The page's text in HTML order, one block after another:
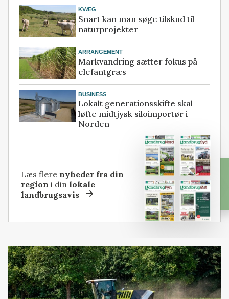
KVÆG
Snart kan man søge tilskud til
naturprojekter
ARRANGEMENT
Markvandring sætter fokus på
elefantgræs
BUSINESS
Lokalt generationsskifte skal
løfte midtjysk siloimportør i
Norden
Læs flere nyheder fra din
region i dinlokale
landbrugsavis